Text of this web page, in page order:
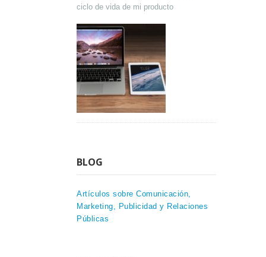
ciclo de vida de mi producto
BLOG
Artículos sobre Comunicación,
Marketing, Publicidad y Relaciones
Públicas